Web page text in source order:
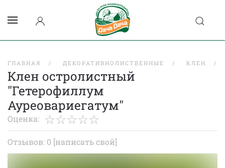
ГЛАВНАЯ ДЕКОРАТИВНОЛИСТВЕННЫЕ КЛЕН
Клен остролистный
"Гетерофиллум
Ауреовариегатум"
Оценка:
Отзывов: 0 [написать свой]